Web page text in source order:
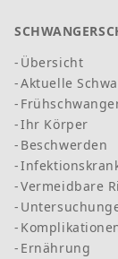
Übersicht
Aktuelle
Ihr Körper
Beschwerden
Vermeidbare
Ernährung